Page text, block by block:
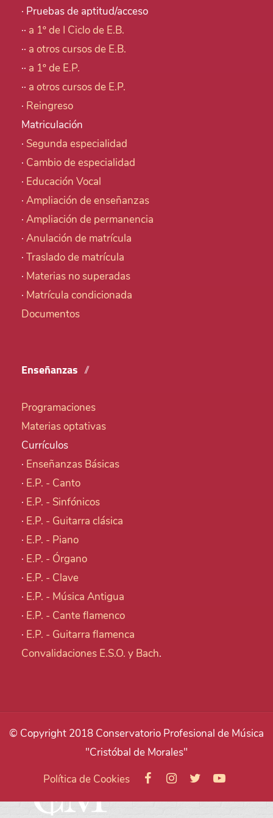
· Pruebas de aptitud/acceso
·· a 1º de I Ciclo de E.B.
·· a otros cursos de E.B.
·· a 1º de E.P.
·· a otros cursos de E.P.
· Reingreso
Matriculación
· Segunda especialidad
· Cambio de especialidad
· Educación Vocal
· Ampliación de enseñanzas
· Ampliación de permanencia
· Anulación de matrícula
· Traslado de matrícula
· Materias no superadas
· Matrícula condicionada
Documentos
Enseñanzas
Programaciones
Materias optativas
Currículos
· Enseñanzas Básicas
· E.P. - Canto
· E.P. - Sinfónicos
· E.P. - Guitarra clásica
· E.P. - Piano
· E.P. - Órgano
· E.P. - Clave
· E.P. - Música Antigua
· E.P. - Cante flamenco
· E.P. - Guitarra flamenca
Convalidaciones E.S.O. y Bach.
© Copyright 2018 Conservatorio Profesional de Música
"Cristóbal de Morales"
Política de Cookies